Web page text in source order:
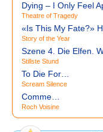
Dying – I Only Feel
Theatre of Tragedy
«Is This My Fate?»
Story of the Year
Szene 4. Die Elfen.
Stillste Stund
To Die For…
Scream Silence
Comme…
Roch Voisine